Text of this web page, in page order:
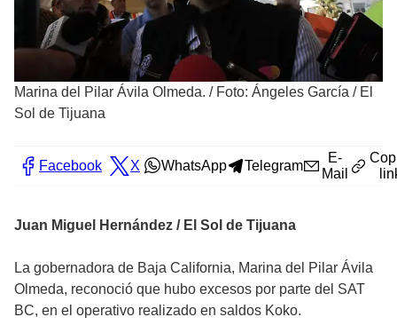
Marina del Pilar Ávila Olmeda. / Foto: Ángeles García / El
Sol de Tijuana
Facebook X WhatsApp Telegram
E-
Mail
Juan Miguel Hernández / El Sol de Tijuana
La gobernadora de Baja California, Marina del Pilar Ávila
Olmeda, reconoció que hubo excesos por parte del SAT
BC, en el operativo realizado en saldos Koko.